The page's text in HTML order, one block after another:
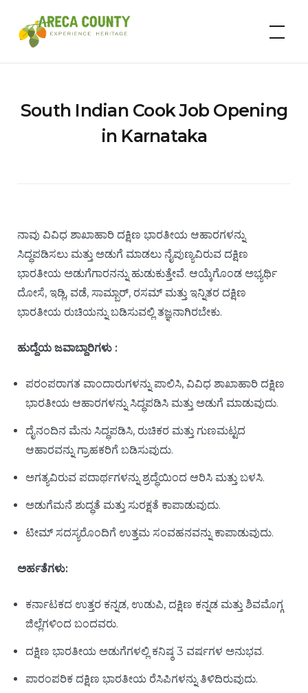
content
Areca County
South Indian Cook Job Opening
in Karnataka
ನಾವು ವಿವಿಧ ಶಾಖಾಹಾರಿ ದಕ್ಷಿಣ ಭಾರತೀಯ ಆಹಾರಗಳನ್ನು
ಸಿದ್ಧಪಡಿಸಲು ಮತ್ತು ಅಡುಗೆ ಮಾಡಲು ನೈಪುಣ್ಯವಿರುವ ದಕ್ಷಿಣ
ಭಾರತೀಯ ಅಡುಗೆಗಾರನನ್ನು ಹುಡುಕುತ್ತೇವೆ. ಆಯ್ಕೆಗೊಂಡ ಅಭ್ಯರ್ಥಿ
ದೋಸೆ, ಇಡ್ಲಿ, ವಡೆ, ಸಾಮ್ಬಾರ್, ರಸಮ್ ಮತ್ತು ಇನ್ನಿತರ ದಕ್ಷಿಣ
ಭಾರತೀಯ ರುಚಿಯನ್ನು ಬಡಿಸುವಲ್ಲಿ ತಜ್ಞನಾಗಿರಬೇಕು.
ಹುದ್ದೆಯ ಜವಾಬ್ದಾರಿಗಳು :
ಪರಂಪರಾಗತ ವಾಂದಾರುಗಳನ್ನು ಪಾಲಿಸಿ, ವಿವಿಧ ಶಾಖಾಹಾರಿ ದಕ್ಷಿಣ
ಭಾರತೀಯ ಆಹಾರಗಳನ್ನು ಸಿದ್ಧಪಡಿಸಿ ಮತ್ತು ಅಡುಗೆ ಮಾಡುವುದು.
ದೈನಂದಿನ ಮೆನು ಸಿದ್ಧಪಡಿಸಿ, ರುಚಿಕರ ಮತ್ತು ಗುಣಮಟ್ಟದ
ಆಹಾರವನ್ನು ಗ್ರಾಹಕರಿಗೆ ಬಡಿಸುವುದು.
ಅಗತ್ಯವಿರುವ ಪದಾರ್ಥಗಳನ್ನು ಶ್ರದ್ಧೆಯಿಂದ ಆರಿಸಿ ಮತ್ತು ಬಳಸಿ.
ಅಡುಗೆಮನೆ ಶುದ್ಧತೆ ಮತ್ತು ಸುರಕ್ಷತೆ ಕಾಪಾಡುವುದು.
ಟೀಮ್ ಸದಸ್ಯರೊಂದಿಗೆ ಉತ್ತಮ ಸಂವಹನವನ್ನು ಕಾಪಾಡುವುದು.
ಅರ್ಹತೆಗಳು:
ಕರ್ನಾಟಕದ ಉತ್ತರ ಕನ್ನಡ, ಉಡುಪಿ, ದಕ್ಷಿಣ ಕನ್ನಡ ಮತ್ತು ಶಿವಮೊಗ್ಗ
ಜಿಲ್ಲೆಗಳಿಂದ ಬಂದವರು.
ದಕ್ಷಿಣ ಭಾರತೀಯ ಅಡುಗೆಗಳಲ್ಲಿ ಕನಿಷ್ಠ 3 ವರ್ಷಗಳ ಅನುಭವ.
ಪಾರಂಪರಿಕ ದಕ್ಷಿಣ ಭಾರತೀಯ ರೆಸಿಪಿಗಳನ್ನು ತಿಳಿದಿರುವುದು.